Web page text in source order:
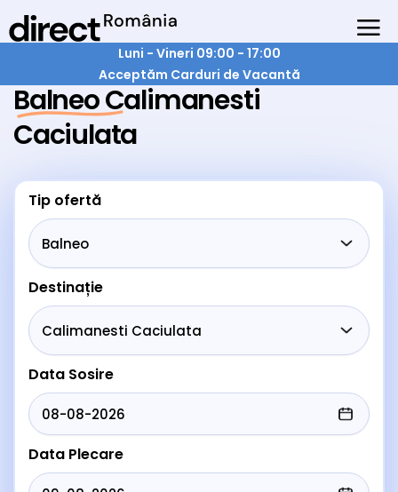
Luni - Vineri 09:00 - 17:00
Acceptăm Carduri de Vacantă
Balneo Calimanesti
Caciulata
Tip ofertă
Destinație
Data Sosire
Data Plecare